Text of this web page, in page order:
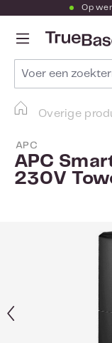
Ga naar de
Op
Overige
APC
APC
230V
Afbeeldingengalerij